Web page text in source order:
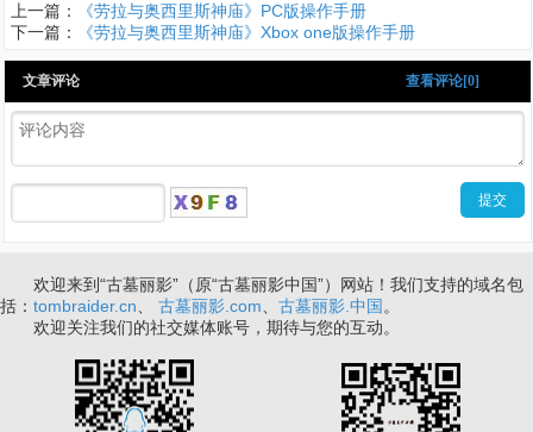
上一篇：
《劳拉与奥西里斯神庙》PC版操作手册
下一篇：
《劳拉与奥西里斯神庙》Xbox one版操作手册
查看评论[0]
文章评论
欢迎来到“古墓丽影”（原“古墓丽影中国”）网站！我们支持的域名包
括： tombraider.cn 古墓丽影.com 古墓丽影.中国 。
欢迎关注我们的社交媒体账号，期待与您的互动。